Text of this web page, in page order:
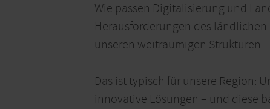
Wie passen Digitalisierung und
Herausforderungen des
unseren weiträumigen Strukturen
Das ist typisch für unsere Region:
innovative Lösungen – und diese